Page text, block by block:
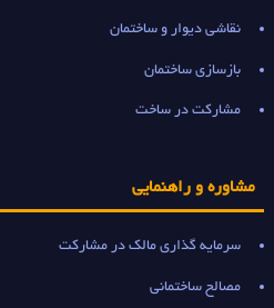
نقاشی دیوار و ساختمان
بازسازی ساختمان
مشارکت در ساخت
مشاوره و راهنمایی
سرمایه گذاری مالک در مشارکت
مصالح ساختمانی